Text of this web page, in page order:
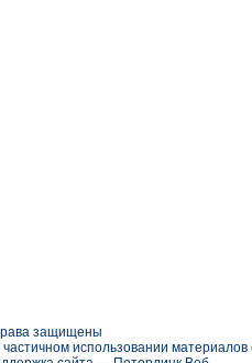
защищены
использовании